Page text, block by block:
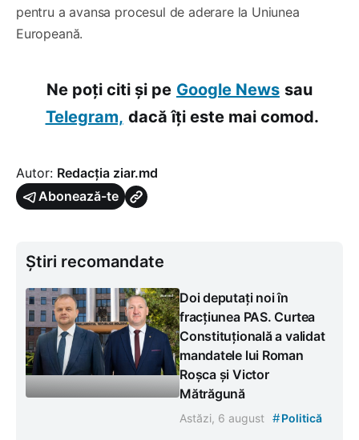
pentru a avansa procesul de aderare la Uniunea
Europeană.
Ne poți citi și pe Google News sau
Telegram, dacă îți este mai comod.
Autor: Redacția ziar.md
Abonează-te
Știri recomandate
Doi deputați noi în
fracțiunea PAS. Curtea
Constituțională a validat
mandatele lui Roman
Roșca și Victor
Mătrăgună
Astăzi, 6 august #Politică